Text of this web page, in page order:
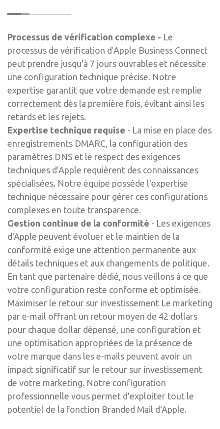
Processus de vérification complexe - Le
processus de vérification d'Apple Business Connect
peut prendre jusqu'à 7 jours ouvrables et nécessite
une configuration technique précise. Notre
expertise garantit que votre demande est remplie
correctement dès la première fois, évitant ainsi les
retards et les rejets.
Expertise technique requise - La mise en place des
enregistrements DMARC, la configuration des
paramètres DNS et le respect des exigences
techniques d'Apple requièrent des connaissances
spécialisées. Notre équipe possède l'expertise
technique nécessaire pour gérer ces configurations
complexes en toute transparence.
Gestion continue de la conformité - Les exigences
d'Apple peuvent évoluer et le maintien de la
conformité exige une attention permanente aux
détails techniques et aux changements de politique.
En tant que partenaire dédié, nous veillons à ce que
votre configuration reste conforme et optimisée.
Maximiser le retour sur investissement Le marketing
par e-mail offrant un retour moyen de 42 dollars
pour chaque dollar dépensé, une configuration et
une optimisation appropriées de la présence de
votre marque dans les e-mails peuvent avoir un
impact significatif sur le retour sur investissement
de votre marketing. Notre configuration
professionnelle vous permet d'exploiter tout le
potentiel de la fonction Branded Mail d'Apple.